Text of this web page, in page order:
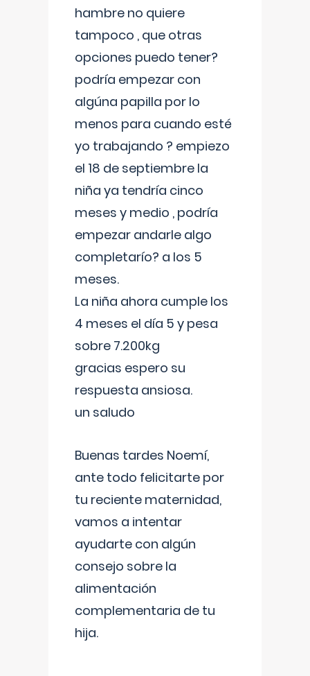
hambre no quiere
tampoco , que otras
opciones puedo tener?
podría empezar con
algúna papilla por lo
menos para cuando esté
yo trabajando ? empiezo
el 18 de septiembre la
niña ya tendría cinco
meses y medio , podría
empezar andarle algo
completarío? a los 5
meses.
La niña ahora cumple los
4 meses el día 5 y pesa
sobre 7.200kg
gracias espero su
respuesta ansiosa.
un saludo
Buenas tardes Noemí,
ante todo felicitarte por
tu reciente maternidad,
vamos a intentar
ayudarte con algún
consejo sobre la
alimentación
complementaria de tu
hija.